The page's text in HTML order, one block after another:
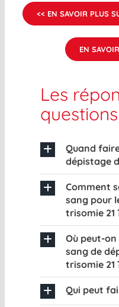
<< EN SAVOIR PLUS
EN
Les
questions
Quand
dépistage
Comment
sang pour
trisomie 21
Où peut-
sang de
trisomie 21
Qui peut